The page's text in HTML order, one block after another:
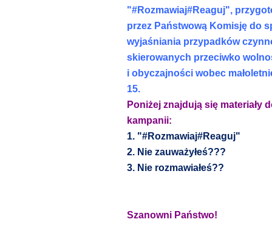
"#Rozmawiaj#Reaguj",
przez Państwową Komisję do
wyjaśniania przypadków
skierowanych przeciwko
i obyczajności wobec
15.
Poniżej znajdują się materiały
kampanii:
1. "#Rozmawiaj#Reaguj"
2. Nie zauważyłeś???
3. Nie rozmawiałeś??
Szanowni Państwo!